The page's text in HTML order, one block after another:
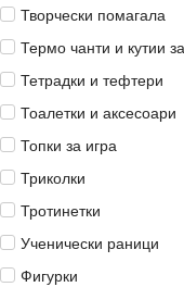
Творчески помагала
Термо чанти и кутии
Тетрадки и тефтери
Тоалетки и аксесоари
Топки за игра
Триколки
Тротинетки
Ученически раници
Фигурки